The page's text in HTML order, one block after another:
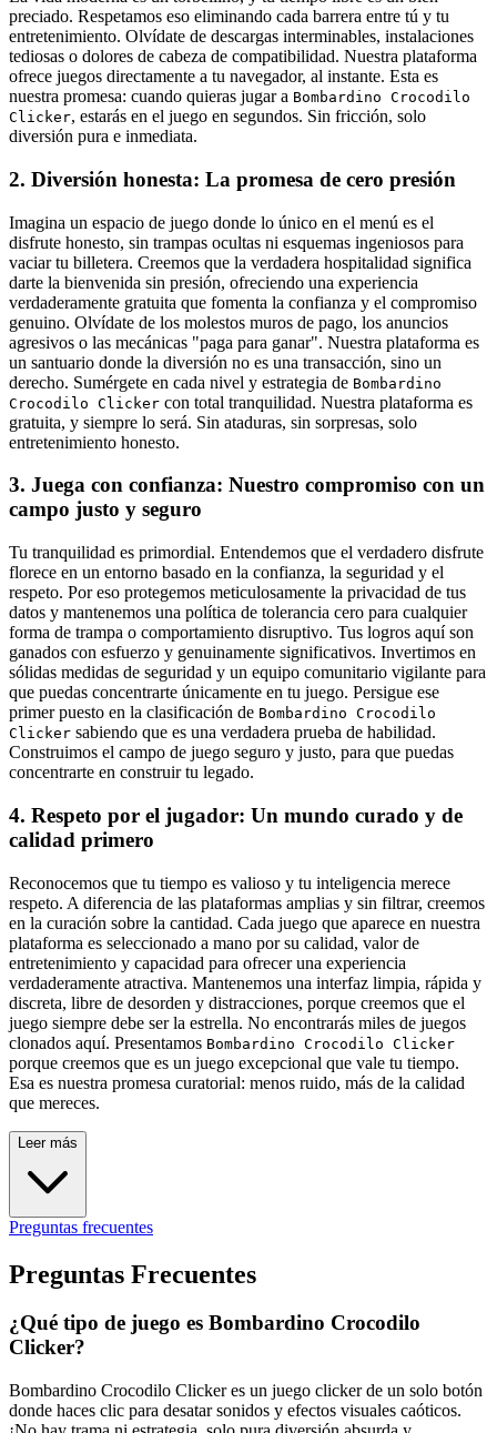
preciado. Respetamos eso eliminando cada barrera entre tú y tu
entretenimiento. Olvídate de descargas interminables, instalaciones
tediosas o dolores de cabeza de compatibilidad. Nuestra plataforma
ofrece juegos directamente a tu navegador, al instante. Esta es
nuestra promesa: cuando quieras jugar a Bombardino Crocodilo
Clicker, estarás en el juego en segundos. Sin fricción, solo
diversión pura e inmediata.
2. Diversión honesta: La promesa de cero presión
Imagina un espacio de juego donde lo único en el menú es el
disfrute honesto, sin trampas ocultas ni esquemas ingeniosos para
vaciar tu billetera. Creemos que la verdadera hospitalidad significa
darte la bienvenida sin presión, ofreciendo una experiencia
verdaderamente gratuita que fomenta la confianza y el compromiso
genuino. Olvídate de los molestos muros de pago, los anuncios
agresivos o las mecánicas "paga para ganar". Nuestra plataforma es
un santuario donde la diversión no es una transacción, sino un
derecho. Sumérgete en cada nivel y estrategia de Bombardino
Crocodilo Clicker con total tranquilidad. Nuestra plataforma es
gratuita, y siempre lo será. Sin ataduras, sin sorpresas, solo
entretenimiento honesto.
3. Juega con confianza: Nuestro compromiso con un
campo justo y seguro
Tu tranquilidad es primordial. Entendemos que el verdadero disfrute
florece en un entorno basado en la confianza, la seguridad y el
respeto. Por eso protegemos meticulosamente la privacidad de tus
datos y mantenemos una política de tolerancia cero para cualquier
forma de trampa o comportamiento disruptivo. Tus logros aquí son
ganados con esfuerzo y genuinamente significativos. Invertimos en
sólidas medidas de seguridad y un equipo comunitario vigilante para
que puedas concentrarte únicamente en tu juego. Persigue ese
primer puesto en la clasificación de Bombardino Crocodilo
Clicker sabiendo que es una verdadera prueba de habilidad.
Construimos el campo de juego seguro y justo, para que puedas
concentrarte en construir tu legado.
4. Respeto por el jugador: Un mundo curado y de
calidad primero
Reconocemos que tu tiempo es valioso y tu inteligencia merece
respeto. A diferencia de las plataformas amplias y sin filtrar, creemos
en la curación sobre la cantidad. Cada juego que aparece en nuestra
plataforma es seleccionado a mano por su calidad, valor de
entretenimiento y capacidad para ofrecer una experiencia
verdaderamente atractiva. Mantenemos una interfaz limpia, rápida y
discreta, libre de desorden y distracciones, porque creemos que el
juego siempre debe ser la estrella. No encontrarás miles de juegos
clonados aquí. Presentamos Bombardino Crocodilo Clicker
porque creemos que es un juego excepcional que vale tu tiempo.
Esa es nuestra promesa curatorial: menos ruido, más de la calidad
que mereces.
Leer más
Preguntas frecuentes
Preguntas Frecuentes
¿Qué tipo de juego es Bombardino Crocodilo
Clicker?
Bombardino Crocodilo Clicker es un juego clicker de un solo botón
donde haces clic para desatar sonidos y efectos visuales caóticos.